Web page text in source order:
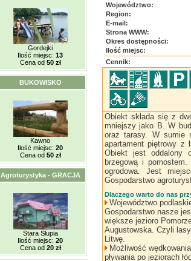
Gordejki
Ilość miejsc: 13
Cena od 50 zł
BUKOWISKO
Kawno
Ilość miejsc: 20
Cena od 50 zł
Agroturystyka - GRACJA
Stara Słupia
Ilość miejsc: 20
Cena od 20 zł
Województwo:
Region:
E-mail:
Strona WWW:
Okres dostępności:
Ilość miejsc:
Cennik:
Obiekt składa się z
mniejszy jako B. W
oraz tarasy. W sumie
apartament piętrowy z
Obiekt jest oddalony
brzegową i
ogrodowa. Jest
Gospodarstwo
Dlaczego warto do nas
Województwo
Gospodarstwo nasze
większe jezioro
Augustowska. Czyli
Litwę.
Możliwość
pływania po jeziorach